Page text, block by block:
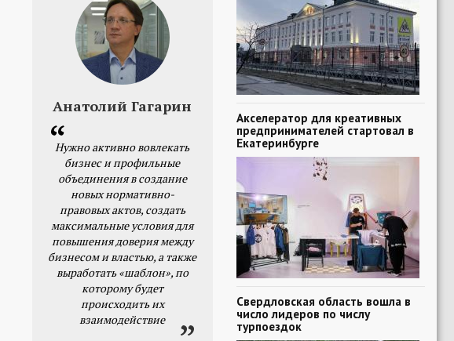
Анатолий Гагарин
Нужно активно вовлекать
бизнес и профильные
объединения в создание
новых нормативно-
правовых актов, создать
максимальные условия для
повышения доверия между
бизнесом и властью, а также
выработать «шаблон», по
которому будет
происходить их
взаимодействие
Акселератор для креативных
предпринимателей стартовал в
Екатеринбурге
Свердловская область вошла в
число лидеров по числу
турпоездок